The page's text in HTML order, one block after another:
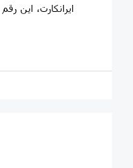
ایران‏کارت، این